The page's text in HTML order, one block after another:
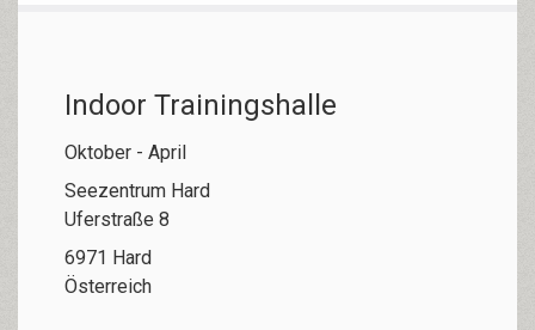
Indoor Trainingshalle
Oktober - April
Seezentrum Hard
Uferstraße 8
6971 Hard
Österreich